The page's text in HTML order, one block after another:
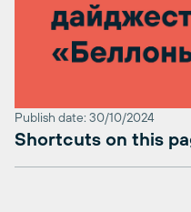
Publish date: 30/10/2024
Shortcuts on this